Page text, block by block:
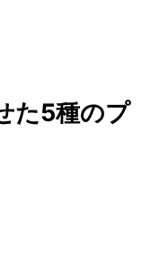
た5種のプ